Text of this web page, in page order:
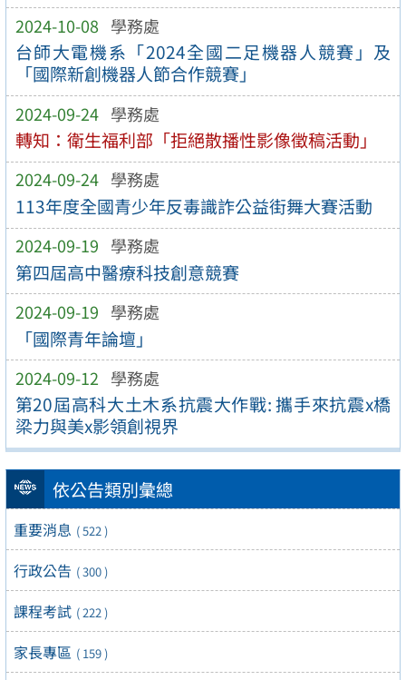
2024-10-08 學務處
台師大電機系「2024全國二足機器人競賽」及
「國際新創機器人節合作競賽」
2024-09-24 學務處
轉知：衛生福利部「拒絕散播性影像徵稿活動」
2024-09-24 學務處
113年度全國青少年反毒識詐公益街舞大賽活動
2024-09-19 學務處
第四屆高中醫療科技創意競賽
2024-09-19 學務處
「國際青年論壇」
2024-09-12 學務處
第20屆高科大土木系抗震大作戰: 攜手來抗震x橋
梁力與美x影領創視界
依公告類別彙總
重要消息 ( 522 )
行政公告 ( 300 )
課程考試 ( 222 )
家長專區 ( 159 )